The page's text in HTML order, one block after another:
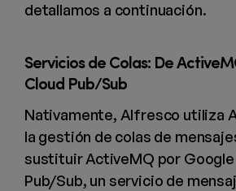
detallamos a continuación.
Servicios de Colas: De
Cloud Pub/Sub
Nativamente, Alfresco utiliza
la gestión de colas de
sustituir ActiveMQ por Google
Pub/Sub, un servicio de